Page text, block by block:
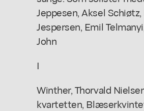
Jeppesen, Aksel
Jespersen, Emil
John
I
Winther, Thorvald
kvartetten,